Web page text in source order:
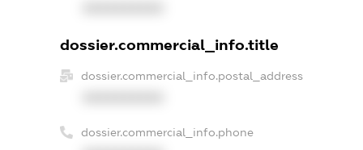
dossier.commercial_info.title
dossier.commercial_info.postal_address
dossier.commercial_info.phone